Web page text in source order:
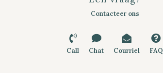
Contacteer ons
Call Chat Courriel FAQ